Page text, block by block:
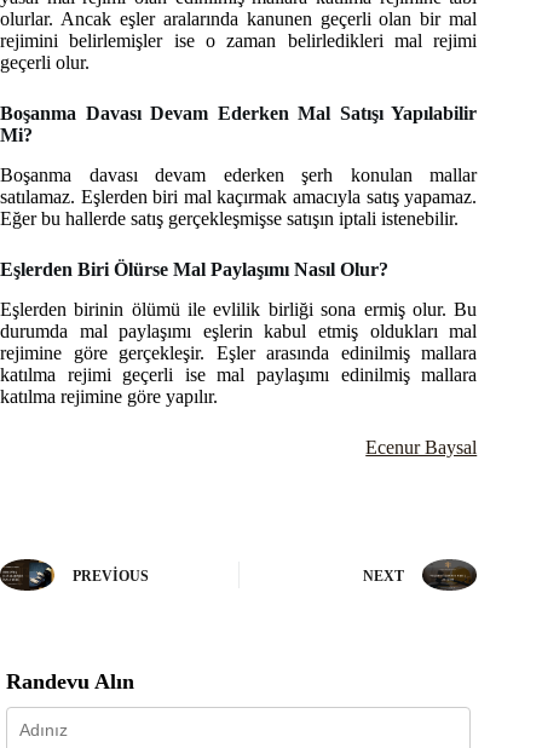
olurlar. Ancak eşler aralarında kanunen geçerli olan bir mal
rejimini belirlemişler ise o zaman belirledikleri mal rejimi
geçerli olur.
Boşanma Davası Devam Ederken Mal Satışı Yapılabilir
Mi?
Boşanma davası devam ederken şerh konulan mallar
satılamaz. Eşlerden biri mal kaçırmak amacıyla satış yapamaz.
Eğer bu hallerde satış gerçekleşmişse satışın iptali istenebilir.
Eşlerden Biri Ölürse Mal Paylaşımı Nasıl Olur?
Eşlerden birinin ölümü ile evlilik birliği sona ermiş olur. Bu
durumda mal paylaşımı eşlerin kabul etmiş oldukları mal
rejimine göre gerçekleşir. Eşler arasında edinilmiş mallara
katılma rejimi geçerli ise mal paylaşımı edinilmiş mallara
katılma rejimine göre yapılır.
Ecenur Baysal
PREVIOUS NEXT
Randevu Alın